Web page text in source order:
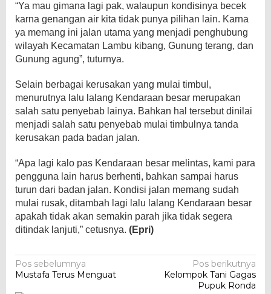
“Ya mau gimana lagi pak, walaupun kondisinya becek
karna genangan air kita tidak punya pilihan lain. Karna
ya memang ini jalan utama yang menjadi penghubung
wilayah Kecamatan Lambu kibang, Gunung terang, dan
Gunung agung”, tuturnya.
Selain berbagai kerusakan yang mulai timbul,
menurutnya lalu lalang Kendaraan besar merupakan
salah satu penyebab lainya. Bahkan hal tersebut dinilai
menjadi salah satu penyebab mulai timbulnya tanda
kerusakan pada badan jalan.
“Apa lagi kalo pas Kendaraan besar melintas, kami para
pengguna lain harus berhenti, bahkan sampai harus
turun dari badan jalan. Kondisi jalan memang sudah
mulai rusak, ditambah lagi lalu lalang Kendaraan besar
apakah tidak akan semakin parah jika tidak segera
ditindak lanjuti,” cetusnya. (Epri)
Navigasi
pos
Pos sebelumnya
Mustafa Terus Menguat
Pos berikutnya
Kelompok Tani Gagas
Pupuk Ronda